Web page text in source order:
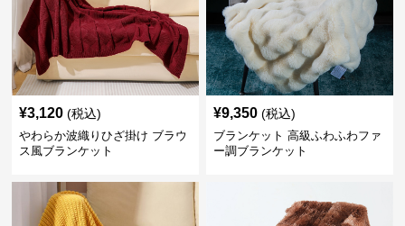
¥3,120 (税込)
やわらか波織りひざ掛け ブラウ
ス風ブランケット
¥9,350 (税込)
ブランケット 高級ふわふわファ
ー調ブランケット